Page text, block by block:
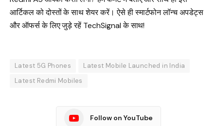
आर्टिकल को दोस्तों के साथ शेयर करें। ऐसे ही स्मार्टफोन लॉन्च अपडेट्स
और ऑफर्स के लिए जुड़े रहें TechSignal के साथ!
Latest 5G Phones
Latest Mobile Launched in India
Latest Redmi Mobiles
Follow on YouTube